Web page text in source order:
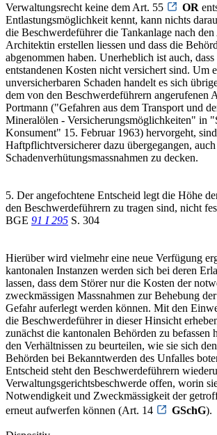
Verwaltungsrecht keine dem Art. 55
OR
Entlastungsmöglichkeit kennt, kann nichts
die Beschwerdeführer die Tankanlage nach
Architektin erstellen liessen und dass die
abgenommen haben. Unerheblich ist auch,
entstandenen Kosten nicht versichert sind. Um
unversicherbaren Schaden handelt es sich
dem von den Beschwerdeführern angerufenen
Portmann ("Gefahren aus dem Transport und
Mineralölen - Versicherungsmöglichkeiten" in
Konsument" 15. Februar 1963) hervorgeht,
Haftpflichtversicherer dazu übergegangen,
Schadenverhütungsmassnahmen zu decken.
5. Der angefochtene Entscheid legt die Höhe
den Beschwerdeführern zu tragen sind, nicht
BGE 91 I 295 S. 304
Hierüber wird vielmehr eine neue Verfügung
kantonalen Instanzen werden sich bei deren
lassen, dass dem Störer nur die Kosten der
zweckmässigen Massnahmen zur Behebung
Gefahr auferlegt werden können. Mit den
die Beschwerdeführer in dieser Hinsicht
zunächst die kantonalen Behörden zu befassen
den Verhältnissen zu beurteilen, wie sie sich
Behörden bei Bekanntwerden des Unfalles
Entscheid steht den Beschwerdeführern
Verwaltungsgerichtsbeschwerde offen, worin
Notwendigkeit und Zweckmässigkeit der
erneut aufwerfen können (Art. 14
GSchG).